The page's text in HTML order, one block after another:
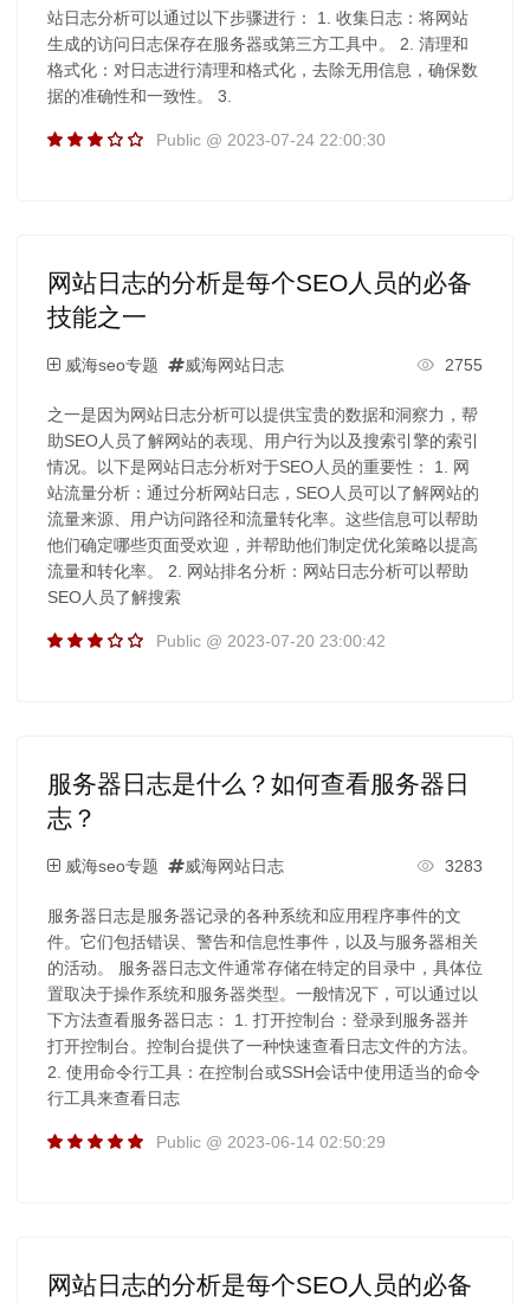
站日志分析可以通过以下步骤进行： 1. 收集日志：将网站
生成的访问日志保存在服务器或第三方工具中。 2. 清理和
格式化：对日志进行清理和格式化，去除无用信息，确保数
据的准确性和一致性。 3.
Public @ 2023-07-24 22:00:30
网站日志的分析是每个SEO人员的必备
技能之一
威海seo专题 威海网站日志 2755
之一是因为网站日志分析可以提供宝贵的数据和洞察力，帮
助SEO人员了解网站的表现、用户行为以及搜索引擎的索引
情况。以下是网站日志分析对于SEO人员的重要性： 1. 网
站流量分析：通过分析网站日志，SEO人员可以了解网站的
流量来源、用户访问路径和流量转化率。这些信息可以帮助
他们确定哪些页面受欢迎，并帮助他们制定优化策略以提高
流量和转化率。 2. 网站排名分析：网站日志分析可以帮助
SEO人员了解搜索
Public @ 2023-07-20 23:00:42
服务器日志是什么？如何查看服务器日
志？
威海seo专题 威海网站日志 3283
服务器日志是服务器记录的各种系统和应用程序事件的文
件。它们包括错误、警告和信息性事件，以及与服务器相关
的活动。 服务器日志文件通常存储在特定的目录中，具体位
置取决于操作系统和服务器类型。一般情况下，可以通过以
下方法查看服务器日志： 1. 打开控制台：登录到服务器并
打开控制台。控制台提供了一种快速查看日志文件的方法。
2. 使用命令行工具：在控制台或SSH会话中使用适当的命令
行工具来查看日志
Public @ 2023-06-14 02:50:29
网站日志的分析是每个SEO人员的必备